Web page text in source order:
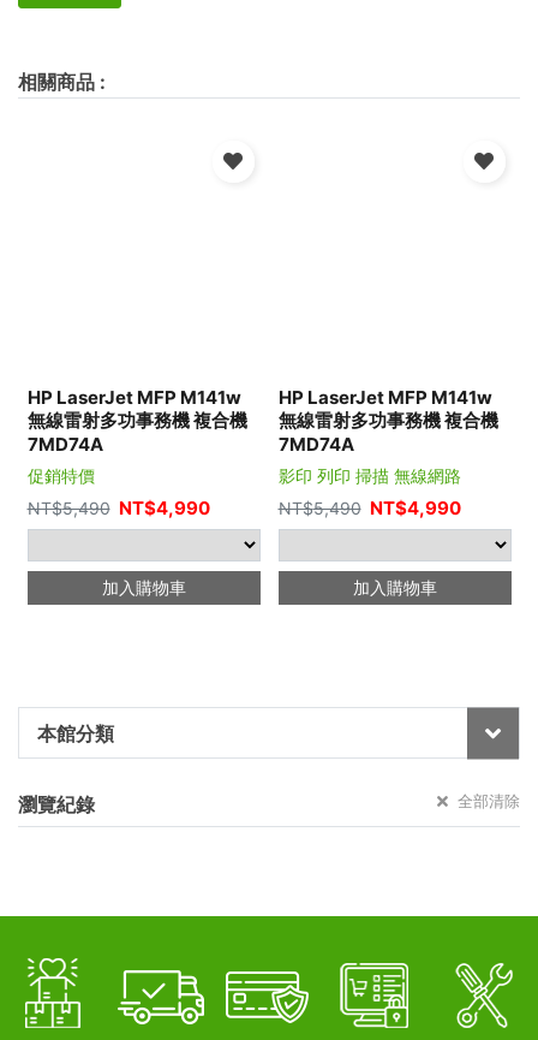
本館分類
瀏覽紀錄 全部清除
相關商品 :
HP LaserJet MFP M141w
無線雷射多功事務機 複合機
7MD74A
促銷特價
NT$5,490 NT$4,990
加入購物車
HP LaserJet MFP M141w
無線雷射多功事務機 複合機
7MD74A
影印 列印 掃描 無線網路
NT$5,490 NT$4,990
加入購物車